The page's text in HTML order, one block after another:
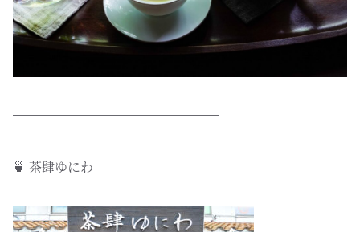
━━━━━━━━━━━━━━━━
🍵 茶肆ゆにわ